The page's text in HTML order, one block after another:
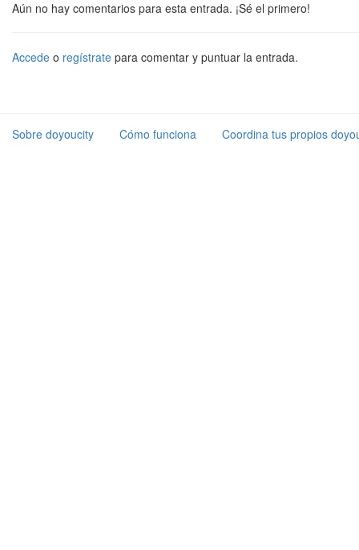
Aún no hay comentarios para esta entrada. ¡Sé el primero!
Accede o regístrate para comentar y puntuar la entrada.
Sobre doyoucity Cómo funciona Coordina tus propios